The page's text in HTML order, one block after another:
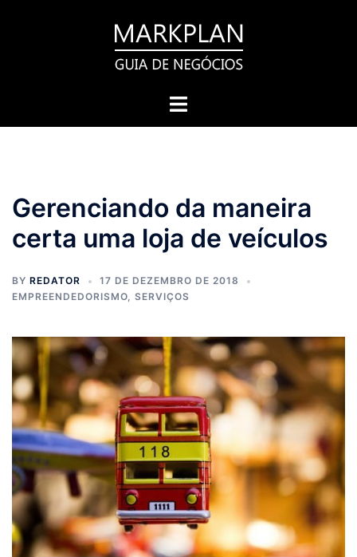
Toggle
Gerenciando da maneira
certa uma loja de veículos
BY REDATOR
17 DE DEZEMBRO DE 2018
EMPREENDEDORISMO, SERVIÇOS